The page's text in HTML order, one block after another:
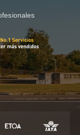
Show dropdown